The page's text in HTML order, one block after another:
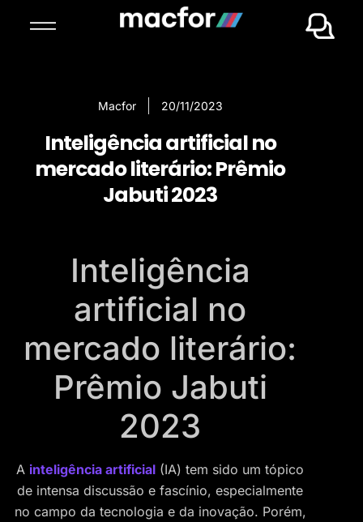
Macfor 20/11/2023
Inteligência artificial no
mercado literário: Prêmio
Jabuti 2023
Inteligência
artificial no
mercado literário:
Prêmio Jabuti
2023
A inteligência artificial (IA) tem sido um tópico
de intensa discussão e fascínio, especialmente
no campo da tecnologia e da inovação. Porém,